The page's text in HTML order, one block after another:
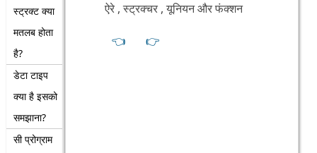
स्ट्रक्ट क्या
मतलब होता
है?
डेटा टाइप
क्या है इसको
समझाना?
सी प्रोग्राम
ऐरे , स्ट्रक्चर , यूनियन और फंक्शन
👈 👉